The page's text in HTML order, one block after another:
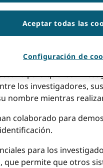
conjuntamente por
, Director
PharmaGenesis
comunidad se esfuerza
para que los
los investigadores,
nombre mientras
colaborado para
para los
permite que otros
Aceptar todas las
Configuración de